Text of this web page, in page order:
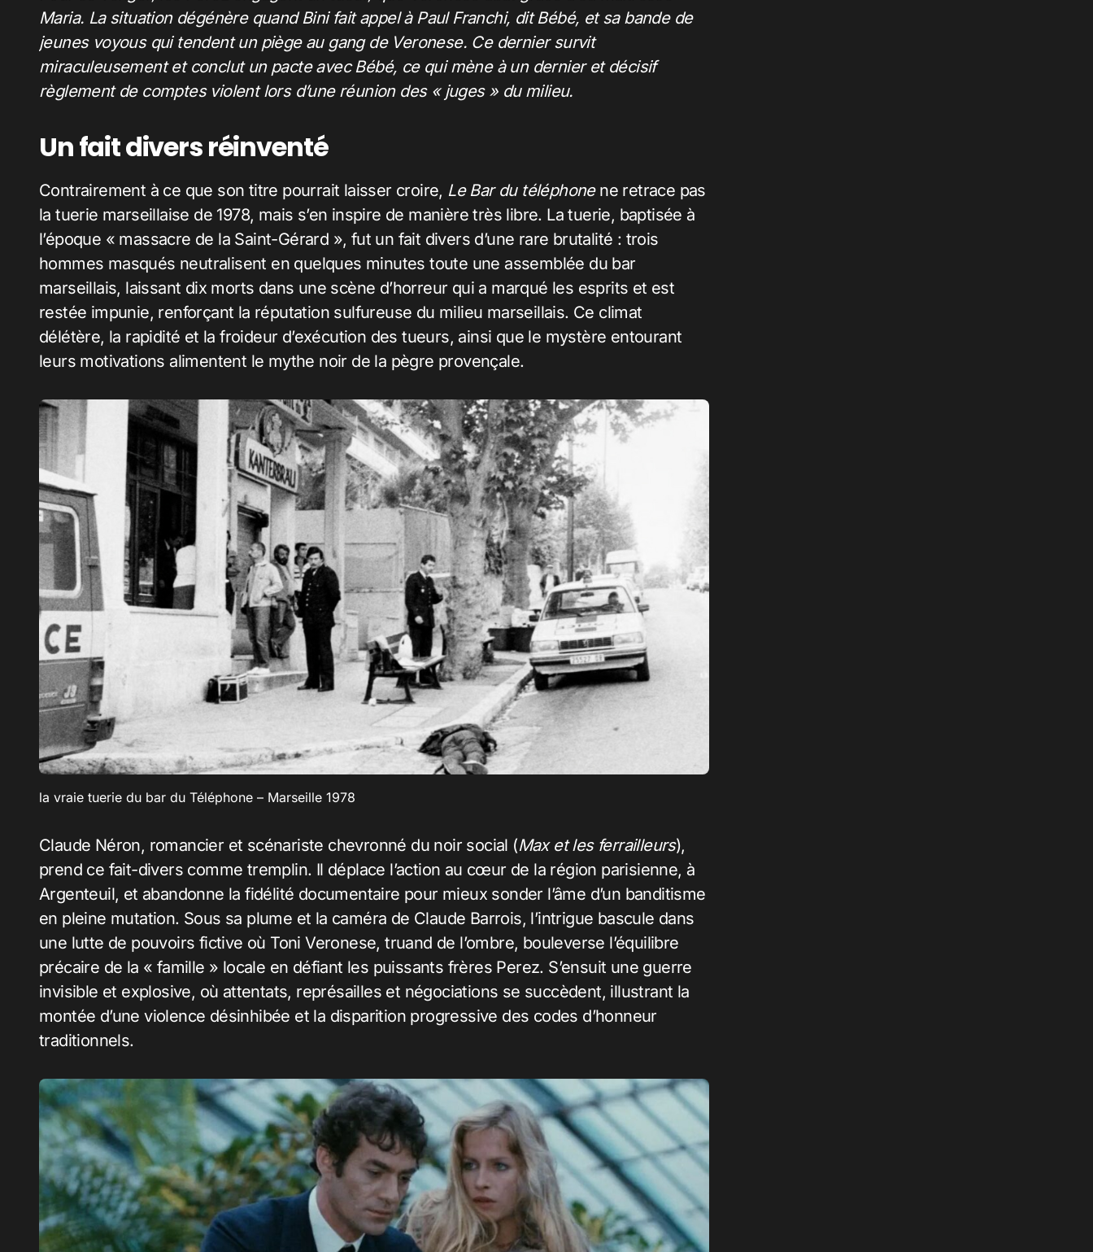
Maria. La situation dégénère quand Bini fait appel à Paul Franchi, dit Bébé, et sa bande de
jeunes voyous qui tendent un piège au gang de Veronese. Ce dernier survit
miraculeusement et conclut un pacte avec Bébé, ce qui mène à un dernier et décisif
règlement de comptes violent lors d’une réunion des « juges » du milieu.
Un fait divers réinventé
Contrairement à ce que son titre pourrait laisser croire, Le Bar du téléphonene retrace pas
la tuerie marseillaise de 1978, mais s’en inspire de manière très libre. La tuerie, baptisée à
l’époque « massacre de la Saint-Gérard », fut un fait divers d’une rare brutalité : trois
hommes masqués neutralisent en quelques minutes toute une assemblée du bar
marseillais, laissant dix morts dans une scène d’horreur qui a marqué les esprits et est
restée impunie, renforçant la réputation sulfureuse du milieu marseillais. Ce climat
délétère, la rapidité et la froideur d’exécution des tueurs, ainsi que le mystère entourant
leurs motivations alimentent le mythe noir de la pègre provençale.
la vraie tuerie du bar du Téléphone – Marseille 1978
Claude Néron, romancier et scénariste chevronné du noir social (Max et les ferrailleurs),
prend ce fait-divers comme tremplin. Il déplace l’action au cœur de la région parisienne, à
Argenteuil, et abandonne la fidélité documentaire pour mieux sonder l’âme d’un banditisme
en pleine mutation. Sous sa plume et la caméra de Claude Barrois, l’intrigue bascule dans
une lutte de pouvoirs fictive où Toni Veronese, truand de l’ombre, bouleverse l’équilibre
précaire de la « famille » locale en défiant les puissants frères Perez. S’ensuit une guerre
invisible et explosive, où attentats, représailles et négociations se succèdent, illustrant la
montée d’une violence désinhibée et la disparition progressive des codes d’honneur
traditionnels.